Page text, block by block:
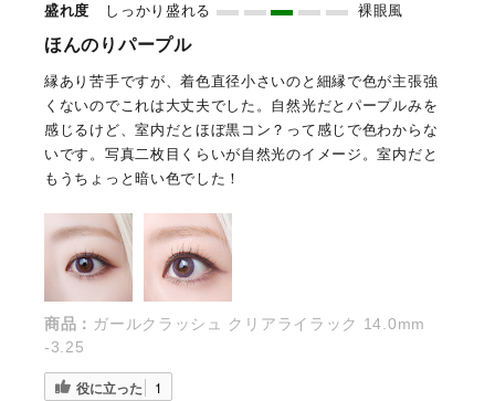
盛れ度
しっかり盛れる 裸眼風
ほんのりパープル
縁あり苦手ですが、着色直径小さいのと細縁で色が主張強
くないのでこれは大丈夫でした。自然光だとパープルみを
感じるけど、室内だとほぼ黒コン？って感じで色わからな
いです。写真二枚目くらいが自然光のイメージ。室内だと
もうちょっと暗い色でした！
商品： ガールクラッシュ クリアライラック 14.0mm
-3.25
役に立った 1